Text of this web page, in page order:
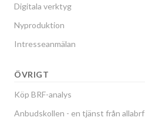
Digitala verktyg
Nyproduktion
Intresseanmälan
ÖVRIGT
Köp BRF-analys
Anbudskollen - en tjänst från allabrf